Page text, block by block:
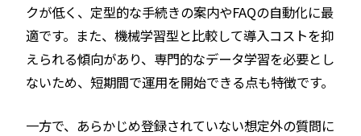
クが低く、定型的な手続きの案内やFAQの自動化に最
適です。また、機械学習型と比較して導入コストを抑
えられる傾向があり、専門的なデータ学習を必要とし
ないため、短期間で運用を開始できる点も特徴です。
一方で、あらかじめ登録されていない想定外の質問に